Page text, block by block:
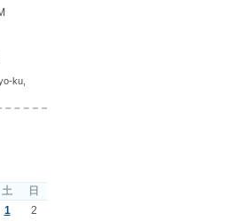
ku,
土
日
1
2